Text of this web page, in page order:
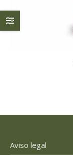
Aviso legal